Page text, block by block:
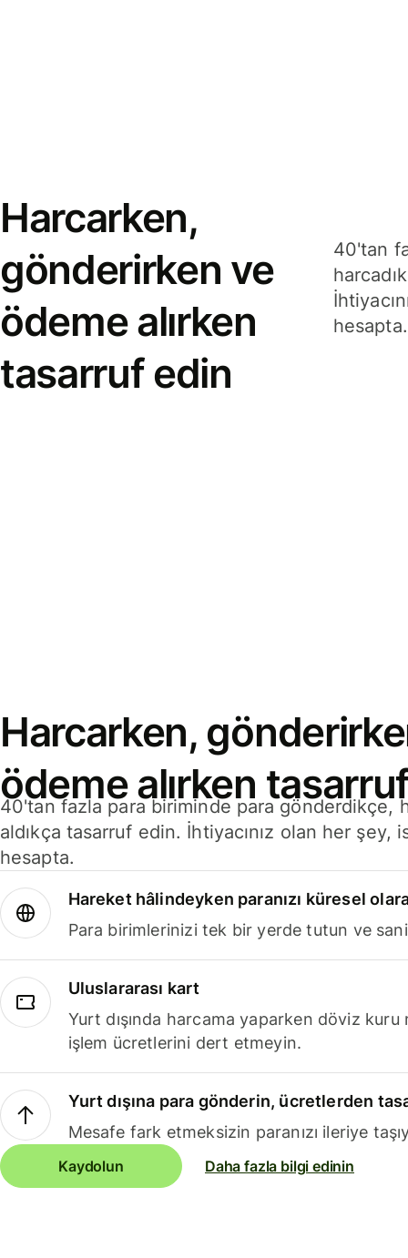
Harcarken,
gönderirken ve
ödeme alırken
tasarruf edin
40'tan
hesapta.
Harcarken,
ödeme alırken
40'tan fazla para biriminde para gönderdikçe,
aldıkça tasarruf edin. İhtiyacınız olan her
hesapta.
Hareket hâlindeyken paranızı küresel
Para birimlerinizi tek bir yerde tutun ve
Uluslararası kart
Yurt dışında harcama yaparken döviz kuru
işlem ücretlerini dert etmeyin.
Yurt dışına para gönderin, ücretlerden
Mesafe fark etmeksizin paranızı ileriye
Kaydolun Daha fazla bilgi edinin